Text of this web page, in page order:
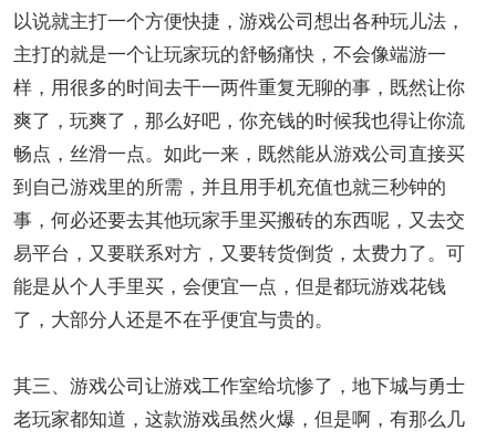
以说就主打一个方便快捷，游戏公司想出各种玩儿法，
主打的就是一个让玩家玩的舒畅痛快，不会像端游一
样，用很多的时间去干一两件重复无聊的事，既然让你
爽了，玩爽了，那么好吧，你充钱的时候我也得让你流
畅点，丝滑一点。如此一来，既然能从游戏公司直接买
到自己游戏里的所需，并且用手机充值也就三秒钟的
事，何必还要去其他玩家手里买搬砖的东西呢，又去交
易平台，又要联系对方，又要转货倒货，太费力了。可
能是从个人手里买，会便宜一点，但是都玩游戏花钱
了，大部分人还是不在乎便宜与贵的。
其三、游戏公司让游戏工作室给坑惨了，地下城与勇士
老玩家都知道，这款游戏虽然火爆，但是啊，有那么几